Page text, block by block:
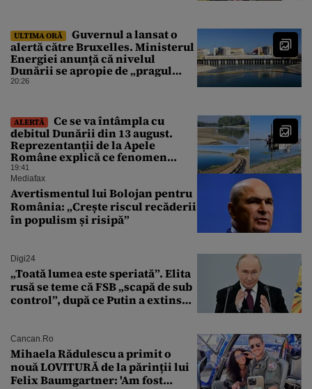
ULTIMA ORĂ
Guvernul a lansat o
alertă către Bruxelles. Ministerul
Energiei anunță că nivelul
Dunării se apropie de „pragul
critic”, iar centrala de la
20:26
ALERTĂ
Ce se va întâmpla cu
debitul Dunării din 13 august.
Reprezentanții de la Apele
Române explică ce fenomen
urmează
19:41
Mediafax
Avertismentul lui Bolojan pentru
România: „Crește riscul recăderii
în populism și risipă”
Digi24
„Toată lumea este speriată”. Elita
rusă se teme că FSB „scapă de sub
control”, după ce Putin a extins
Cancan.ro
Mihaela Rădulescu a primit o
nouă LOVITURĂ de la părinții lui
Felix Baumgartner: 'Am fost